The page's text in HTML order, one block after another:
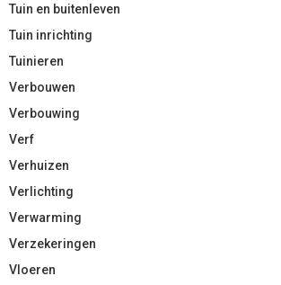
Tuin en buitenleven
Tuin inrichting
Tuinieren
Verbouwen
Verbouwing
Verf
Verhuizen
Verlichting
Verwarming
Verzekeringen
Vloeren